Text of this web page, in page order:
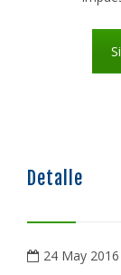
Detalle
24 May 2016